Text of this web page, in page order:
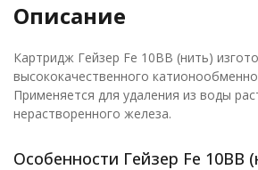
Описание
Картридж Гейзер Fe 10BB (нить)
высококачественного
Применяется для удаления из воды
нерастворенного железа.
Особенности Гейзер Fe 10BB